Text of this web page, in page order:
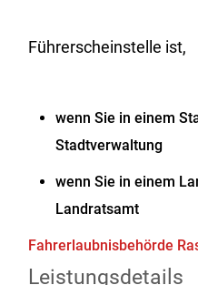
Führerscheinstelle ist,
wenn Sie in einem
Stadtverwaltung
wenn Sie in einem
Landratsamt
Fahrerlaubnisbehörde
Leistungsdetails